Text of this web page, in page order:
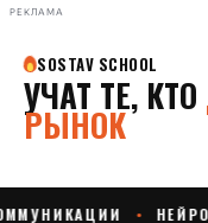
РЕКЛАМА